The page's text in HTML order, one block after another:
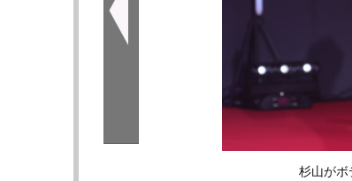
杉山がボ